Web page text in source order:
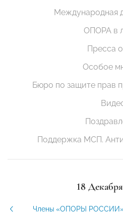
Международная
ОПОРА в
Пресса
Особое
Бюро по защите прав
Поддержка МСП.
18
Члены «ОПОРЫ РОССИИ»